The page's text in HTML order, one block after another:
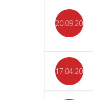
20.09.2025
17.04.2024